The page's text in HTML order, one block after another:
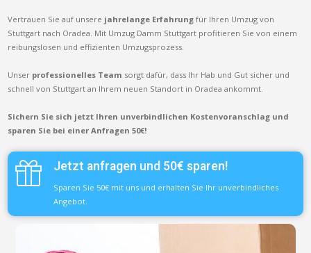
Vertrauen Sie auf unsere jahrelange Erfahrung für Ihren Umzug von
Stuttgart nach Oradea. Mit Umzug Damm Stuttgart profitieren Sie von einem
reibungslosen und effizienten Umzugsprozess.
Unser professionelles Team sorgt dafür, dass Ihr Hab und Gut sicher und
schnell von Stuttgart an Ihrem neuen Standort in Oradea ankommt.
Sichern Sie sich jetzt Ihren unverbindlichen Kostenvoranschlag und
sparen Sie bei einer Anfragen 50€!
Jetzt anfragen und 50€ sparen!
Sparen Sie 50€ mit uns und erhalten Sie Ihr unverbindliches
Angebot.